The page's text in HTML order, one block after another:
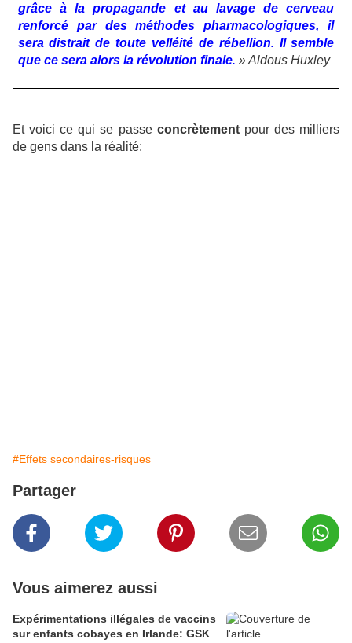
grâce à la propagande et au lavage de cerveau
renforcé par des méthodes pharmacologiques, il
sera distrait de toute velléité de rébellion. Il semble
que ce sera alors la révolution finale. » Aldous Huxley
Et voici ce qui se passe concrètementpour des milliers
de gens dans la réalité:
#Effets secondaires-risques
Partager
Vous aimerez aussi
Expérimentations illégales de vaccins
sur enfants cobayes en Irlande: GSK